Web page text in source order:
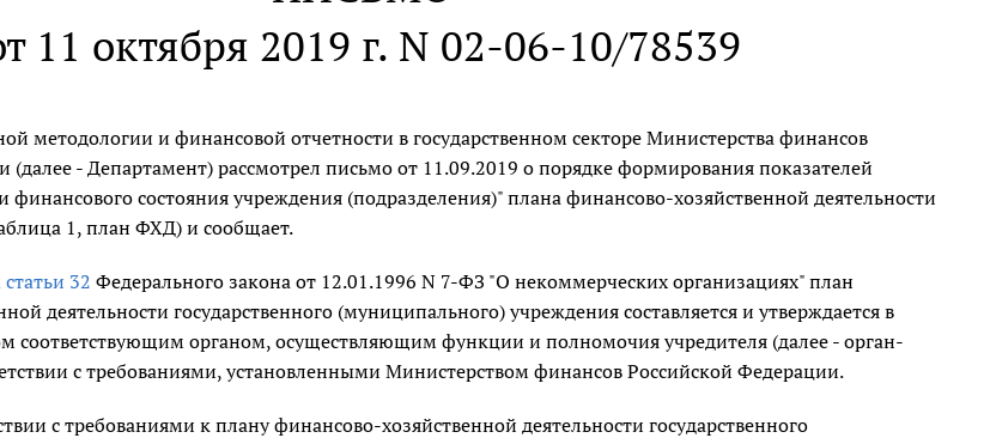
11 октября 2019 г. N 02-06-10/78539
методологии и финансовой отчетности в государственном секторе Министерства финансов
(далее - Департамент) рассмотрел письмо от 11.09.2019 о порядке формирования показателей
финансового состояния учреждения (подразделения)" плана финансово-хозяйственной деятельности
1, план ФХД) и сообщает.
статьи 32 Федерального закона от 12.01.1996 N 7-ФЗ "О некоммерческих организациях" план
деятельности государственного (муниципального) учреждения составляется и утверждается в
соответствующим органом, осуществляющим функции и полномочия учредителя (далее - орган-
с требованиями, установленными Министерством финансов Российской Федерации.
с требованиями к плану финансово-хозяйственной деятельности государственного